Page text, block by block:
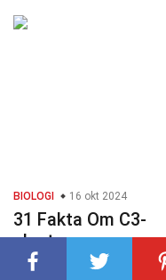
BIOLOGI 16 okt 2024
31 Fakta Om C3-
planter